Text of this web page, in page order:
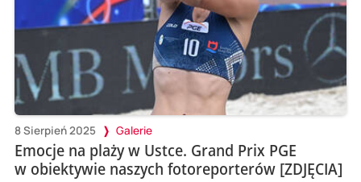
8 Sierpień 2025 Galerie
Emocje na plaży w Ustce. Grand Prix PGE
w obiektywie naszych fotoreporterów [ZDJĘCIA]